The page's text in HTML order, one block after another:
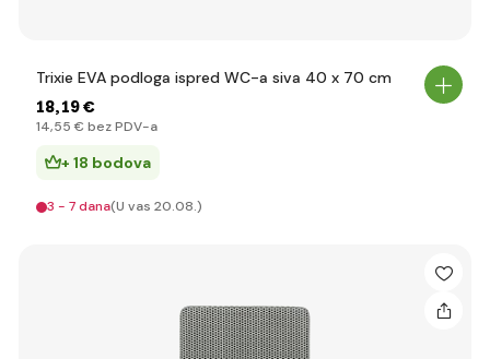
Trixie EVA podloga ispred WC-a siva 40 x 70 cm
18,19 €
14,55 € bez PDV-a
+ 18 bodova
3 - 7 dana(U vas 20.08.)